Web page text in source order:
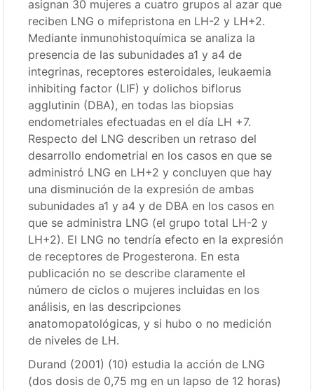
asignan 30 mujeres a cuatro grupos al azar que
reciben LNG o mifepristona en LH-2 y LH+2.
Mediante inmunohistoquímica se analiza la
presencia de las subunidades a1 y a4 de
integrinas, receptores esteroidales, leukaemia
inhibiting factor (LIF) y dolichos biflorus
agglutinin (DBA), en todas las biopsias
endometriales efectuadas en el día LH +7.
Respecto del LNG describen un retraso del
desarrollo endometrial en los casos en que se
administró LNG en LH+2 y concluyen que hay
una disminución de la expresión de ambas
subunidades a1 y a4 y de DBA en los casos en
que se administra LNG (el grupo total LH-2 y
LH+2). El LNG no tendría efecto en la expresión
de receptores de Progesterona. En esta
publicación no se describe claramente el
número de ciclos o mujeres incluidas en los
análisis, en las descripciones
anatomopatológicas, y si hubo o no medición
de niveles de LH.
Durand (2001) (10) estudia la acción de LNG
(dos dosis de 0,75 mg en un lapso de 12 horas)